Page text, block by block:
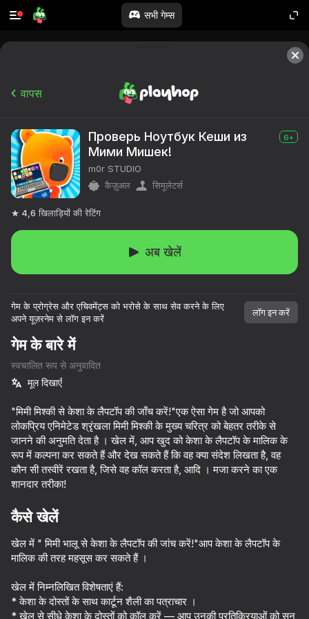
सभी गेम्स
ओरिएंटेशन का समर्थन करता है
Call Booba
55
It's not my neighbor: FNAF!
60
Skate Hooligans
वापस
Проверь Ноутбук Кеши из
Мими Мишек!
6+
m0r STUDIO
कैज़ुअल
सिमूलेटर्स
4,6 खिलाड़ियों की रेटिंग
अब खेलें
गेम के प्रोग्रेस और एचिवमेंट्स को भरोसे के साथ सेव करने के लिए
अपने यूज़रनेम से लॉग इन करें
लॉग इन करें
गेम के बारे में
स्वचालित रूप से अनुवादित
मूल दिखाएँ
"मिमी मिश्की से केशा के लैपटॉप की जाँच करें!"एक ऐसा गेम है जो आपको
लोकप्रिय एनिमेटेड श्रृंखला मिमी मिश्की के मुख्य चरित्र को बेहतर तरीके से
जानने की अनुमति देता है । खेल में, आप खुद को केशा के लैपटॉप के मालिक के
रूप में कल्पना कर सकते हैं और देख सकते हैं कि वह क्या संदेश लिखता है, वह
कौन सी तस्वीरें रखता है, जिसे वह कॉल करता है, आदि । मजा करने का एक
शानदार तरीका!
कैसे खेलें
खेल में " मिमी भालू से केशा के लैपटॉप की जांच करें!"आप केशा के लैपटॉप के
मालिक की तरह महसूस कर सकते हैं ।
खेल में निम्नलिखित विशेषताएं हैं:
* केशा के दोस्तों के साथ कार्टून शैली का पत्राचार ।
* खेल से सीधे केशा के दोस्तों को कॉल करें — आप उनकी प्रतिक्रियाओं को सुन